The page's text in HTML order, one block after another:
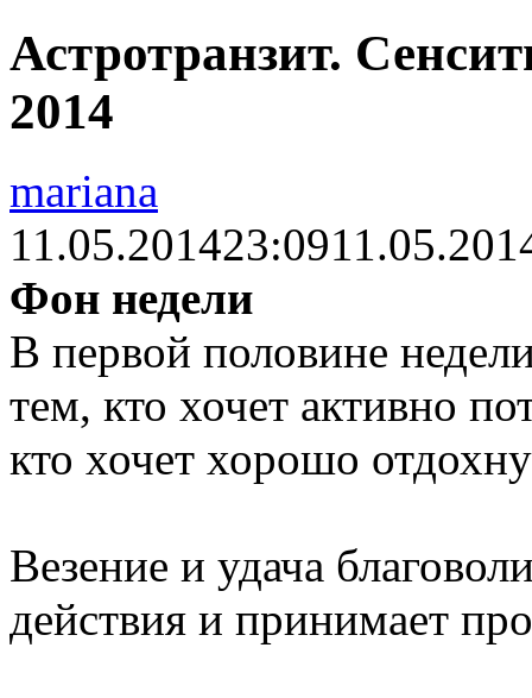
Астротранзит.
2014
mariana
11.05.201423:09
Фон недели
В первой половине
тем, кто хочет активно
кто хочет хорошо
Везение и удача
действия и принимает